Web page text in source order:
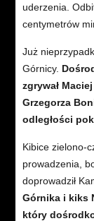
uderzenia.
centymetrów
Już
Górnicy.
zgrywał
Grzegorza
odległości
Kibice zielono-
prowadzenia,
doprowadził
Górnika i kiks
który